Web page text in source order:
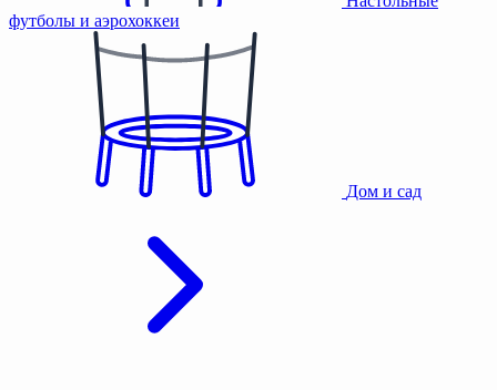
футболы и аэрохоккеи
Дом и сад